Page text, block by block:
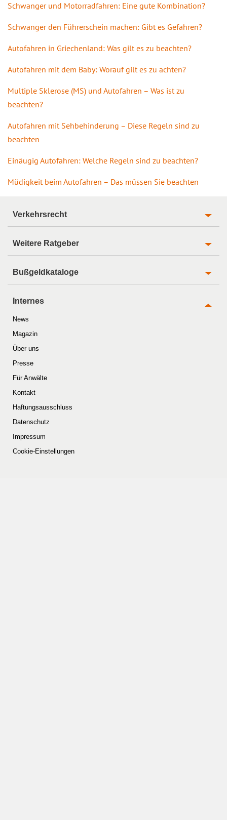
Schwanger und Motorradfahren: Eine gute Kombination?
Schwanger den Führerschein machen: Gibt es Gefahren?
Autofahren in Griechenland: Was gilt es zu beachten?
Autofahren mit dem Baby: Worauf gilt es zu achten?
Multiple Sklerose (MS) und Autofahren – Was ist zu
beachten?
Autofahren mit Sehbehinderung – Diese Regeln sind zu
beachten
Einäugig Autofahren: Welche Regeln sind zu beachten?
Müdigkeit beim Autofahren – Das müssen Sie beachten
Verkehrsrecht
Weitere Ratgeber
Bußgeldkataloge
Internes
News
Magazin
Über uns
Presse
Für Anwälte
Kontakt
Haftungsausschluss
Datenschutz
Impressum
Cookie-Einstellungen